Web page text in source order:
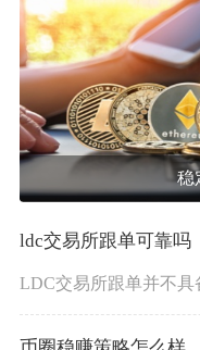
稳
ldc交易所跟单可靠吗